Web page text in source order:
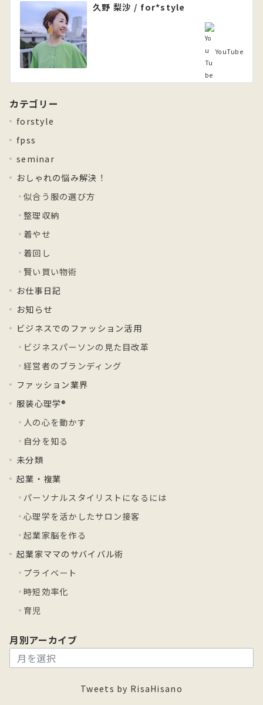
久野 梨沙 / for*style
YouTube
カテゴリー
forstyle
fpss
seminar
おしゃれの悩み解決！
似合う服の選び方
整理収納
着やせ
着回し
賢い買い物術
お仕事日記
お知らせ
ビジネスでのファッション活用
ビジネスパーソンの見た目改革
経営者のブランディング
ファッション業界
服装心理学®
人の心を動かす
自分を知る
未分類
起業・複業
パーソナルスタイリストになるには
心理学を活かしたサロン接客
起業家脳を作る
起業家ママのサバイバル術
プライベート
時短効率化
育児
月別アーカイブ
別
Tweets by RisaHisano